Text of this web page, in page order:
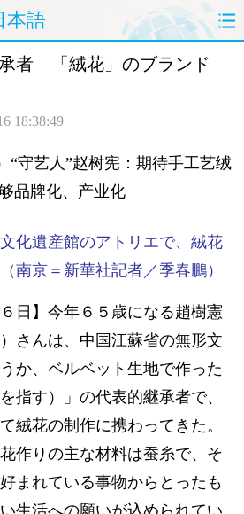
本語
政治 経済
評論 写真
者 「絨花」のブランド
18:38:49
化遺産館のアトリエで、絨花
南京＝新華社記者／季春鵬）
日】今年６５歳になる趙樹憲
さんは、中国江蘇省の無形文
か、ベルベット生地で作った
指す）」の代表的継承者で、
絨花の制作に携わってきた。
作りの主な材料は蚕糸で、そ
まれている事物からとったも
生活への願いが込められてい